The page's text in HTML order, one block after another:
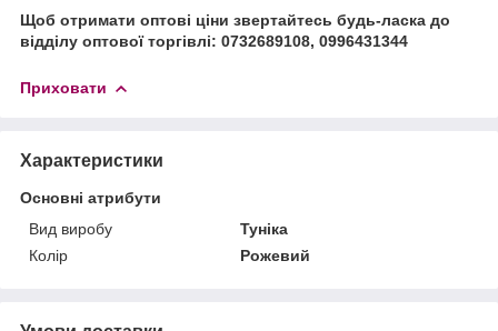
Щоб отримати оптові ціни звертайтесь будь-ласка до
відділу оптової торгівлі: 0732689108, 0996431344
Приховати
Характеристики
Основні атрибути
Вид виробу
Туніка
Колір
Рожевий